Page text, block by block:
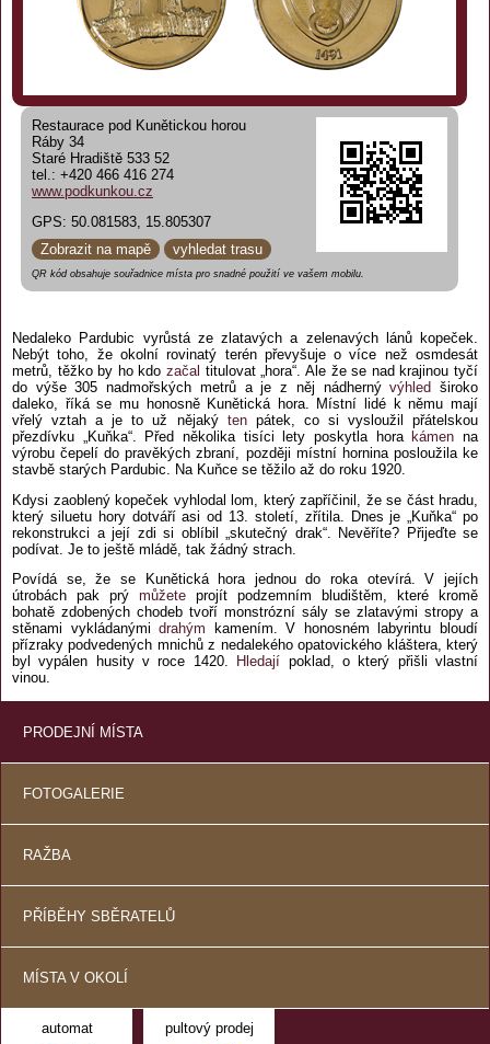
Restaurace pod Kunětickou horou
Ráby 34
Staré Hradiště 533 52
tel.: +420 466 416 274
www.podkunkou.cz
GPS: 50.081583, 15.805307
Zobrazit na mapě
vyhledat trasu
QR kód obsahuje souřadnice místa pro snadné použití ve vašem mobilu.
Nedaleko Pardubic vyrůstá ze zlatavých a zelenavých lánů kopeček.
Nebýt toho, že okolní rovinatý terén převyšuje o více než osmdesát
metrů, těžko by ho kdozačal titulovat „hora“. Ale že se nad krajinou tyčí
do výše 305 nadmořských metrů a je z něj nádhernývýhled široko
daleko, říká se mu honosně Kunětická hora. Místní lidé k němu mají
vřelý vztah a je to už nějaký tenpátek, co si vysloužil přátelskou
přezdívku „Kuňka“. Před několika tisíci lety poskytla hora kámen na
výrobu čepelí do pravěkých zbraní, později místní hornina posloužila ke
stavbě starých Pardubic. Na Kuňce se těžilo až do roku 1920.
Kdysi zaoblený kopeček vyhlodal lom, který zapříčinil, že se část hradu,
který siluetu hory dotváří asi od 13. století, zřítila. Dnes je „Kuňka“ po
rekonstrukci a její zdi si oblíbil „skutečný drak“. Nevěříte? Přijeďte se
podívat. Je to ještě mládě, tak žádný strach.
Povídá se, že se Kunětická hora jednou do roka otevírá. V jejích
útrobách pak prý můžete projít podzemním bludištěm, které kromě
bohatě zdobených chodeb tvoří monstrózní sály se zlatavými stropy a
stěnami vykládanýmidrahým kamením. V honosném labyrintu bloudí
přízraky podvedených mnichů z nedalekého opatovického kláštera, který
byl vypálen husity v roce 1420.
Hledají poklad, o který přišli vlastní
vinou.
PRODEJNÍ MÍSTA
FOTOGALERIE
RAŽBA
PŘÍBĚHY SBĚRATELŮ
MÍSTA V OKOLÍ
automat pultový prodej